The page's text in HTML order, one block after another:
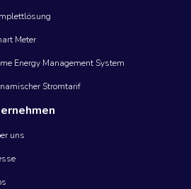
Meter
Energy Management System
Stromtarif
uns